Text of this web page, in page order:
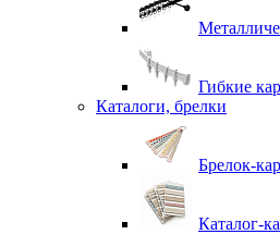
Гибкие
Каталоги, брелки
Брелок-
Каталог-